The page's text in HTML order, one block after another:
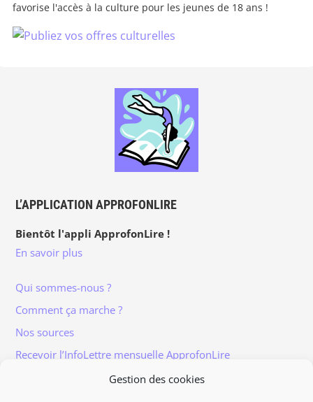
Gestion des cookies
favorise l'accès à la culture pour les jeunes de 18 ans !
L’APPLICATION APPROFONLIRE
Bientôt l'appli ApprofonLire !
En savoir plus
Qui sommes-nous ?
Comment ça marche ?
Nos sources
Recevoir l’InfoLettre mensuelle ApprofonLire